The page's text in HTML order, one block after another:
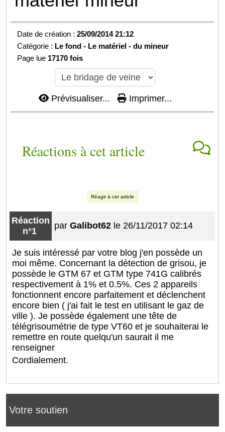
Votre soutien
Date de création :25/09/2014 21:12
Catégorie : Le fond - Le matériel - du mineur
Page lue 17170 fois
Prévisualiser... Imprimer...
Réactions à cet article
Réagir à cet article
Réaction
n°1
parGalibot62 le 26/11/2017 02:14
Je suis intéressé par votre blog j'en possède un
moi même. Concernant la détection de grisou, je
possède le GTM 67 et GTM type 741G calibrés
respectivement à 1% et 0.5%. Ces 2 appareils
fonctionnent encore parfaitement et déclenchent
encore bien ( j'ai fait le test en utilisant le gaz de
ville ). Je possède également une tête de
télégrisoumétrie de type VT60 et je souhaiterai le
remettre en route quelqu'un saurait il me
renseigner
Cordialement.